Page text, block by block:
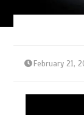
February 21,